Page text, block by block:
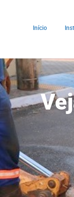
Início